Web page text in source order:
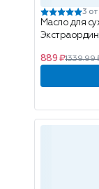
3
Масло для
889 ₽1339.99